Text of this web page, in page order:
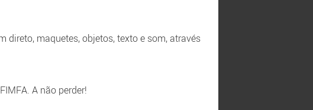
direto, maquetes, objetos, texto e som, através
A não perder!